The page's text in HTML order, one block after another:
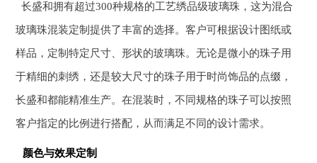
长盛和拥有超过300种规格的工艺绣品级玻璃珠，这为混合
玻璃珠混装定制提供了丰富的选择。客户可根据设计图纸或
样品，定制特定尺寸、形状的玻璃珠。无论是微小的珠子用
于精细的刺绣，还是较大尺寸的珠子用于时尚饰品的点缀，
长盛和都能精准生产。在混装时，不同规格的珠子可以按照
客户指定的比例进行搭配，从而满足不同的设计需求。
颜色与效果定制